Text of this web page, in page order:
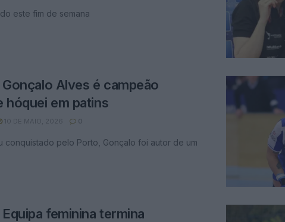
este fim de semana
Alves é campeão
hóquei em patins
10 DE MAIO, 2026 0
conquistado pelo Porto, Gonçalo foi autor de um
feminina termina